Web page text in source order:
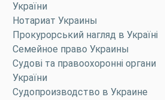
України
Нотариат Украины
Прокурорський нагляд в Україні
Семейное право Украины
Судові та правоохоронні органи
України
Судопроизводство в Украине